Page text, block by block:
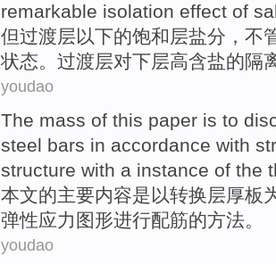
remarkable isolation effect of
但过渡层以下的饱和层盐分 ， 不
状态。过渡层对下层高含盐的隔
youdao
The mass of this paper is to
steel bars in accordance with
structure with a instance of the
本文的主要内容是以转换层厚板
弹性应力 图形进行配筋的方法。
youdao